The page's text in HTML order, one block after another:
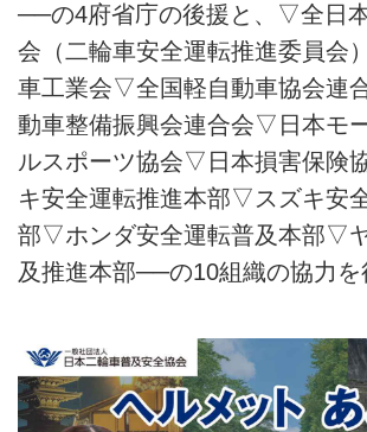
──の4府省庁の後援と、▽全日
会（二輪車安全運転推進委員会
車工業会▽全国軽自動車協会連
動車整備振興会連合会▽日本モ
ルスポーツ協会▽日本損害保険
キ安全運転推進本部▽スズキ安
部▽ホンダ安全運転普及本部▽
及推進本部──の10組織の協力を